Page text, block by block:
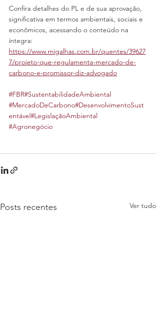
Confira detalhes do PL e de sua aprovação,
significativa em termos ambientais, sociais e
econômicos, acessando o conteúdo na
íntegra:
https://www.migalhas.com.br/quentes/39627
7/projeto-que-regulamenta-mercado-de-
carbono-e-promissor-diz-advogado
#FBR#SustentabilidadeAmbiental
#MercadoDeCarbono#DesenvolvimentoSust
entável#LegislaçãoAmbiental
#Agronegócio
Posts recentes Ver tudo